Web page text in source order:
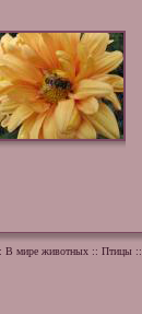
В мире животных:: Птицы::